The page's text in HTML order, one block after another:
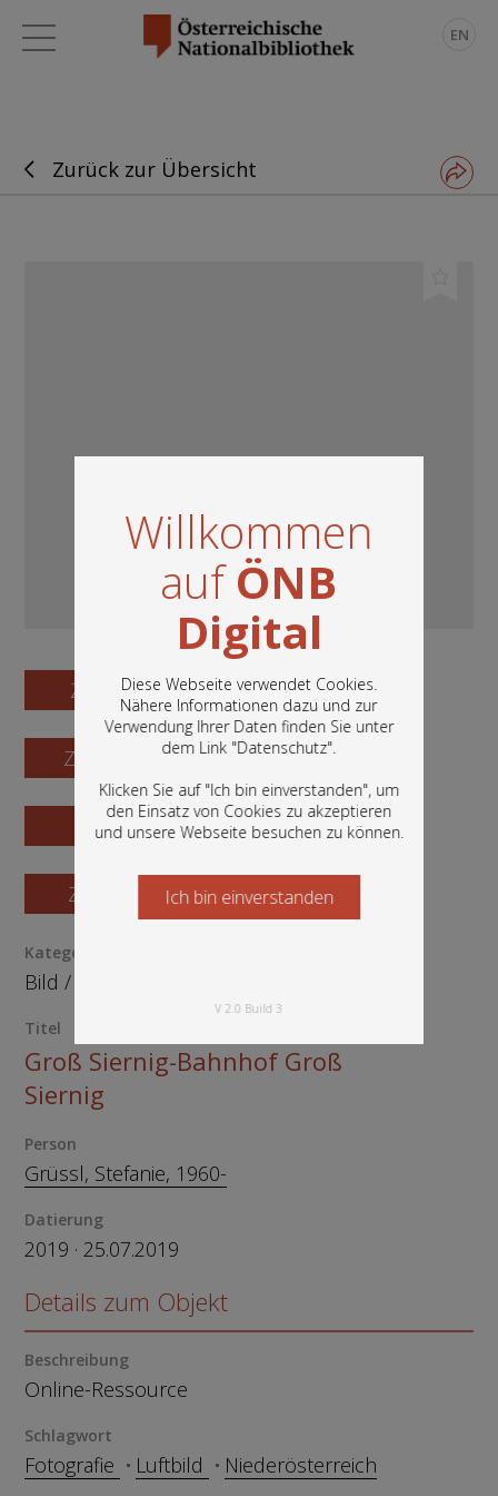
Willkommen
aufÖNB
Digital
Diese Webseite verwendet Cookies.
Nähere Informationen dazu und zur
Verwendung Ihrer Daten finden Sie unter
dem Link "Datenschutz".
Klicken Sie auf "Ich bin einverstanden", um
den Einsatz von Cookies zu akzeptieren
und unsere Webseite besuchen zu können.
In diesem Portal finden Sie die digitalen
Bestände der Österreichischen
Nationalbibliothek: Bücher, Fotografien,
Grafiken und vieles mehr.
Ich bin einverstanden
Starten Sie jetzt
V 2.0 Build 3
EN
Zurück zur Übersicht
Zum Digitalisat
Zum Katalogisat
Zur Vorschau
Zur Bestellung
Kategorie / Medientyp
Bild/
Titel
Groß Siernig-Bahnhof Groß
Siernig
Person
Grüssl, Stefanie, 1960-
Datierung
2019 · 25.07.2019
Details zum Objekt
Beschreibung
Online-Ressource
Schlagwort
Fotografie Luftbild Niederösterreich